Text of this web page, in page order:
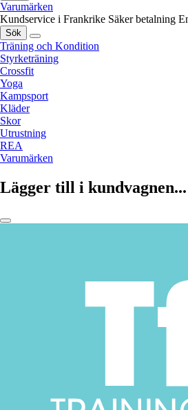
Varumärken
Kundservice i Frankrike Säker betalning
Sök
Träning och Kondition
Styrketräning
Crossfit
Yoga
Kampsport
Kläder
Skor
Utrustning
REA
Varumärken
Lägger till i kundvagnen...